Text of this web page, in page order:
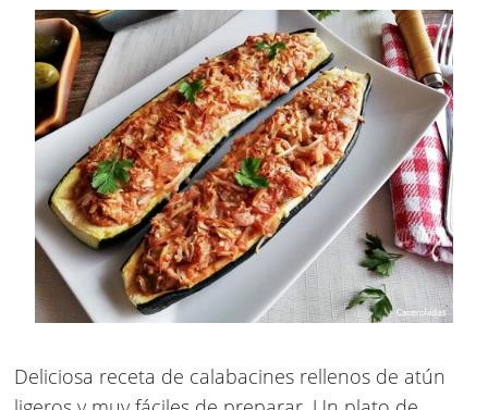
Deliciosa receta de calabacines rellenos de atún